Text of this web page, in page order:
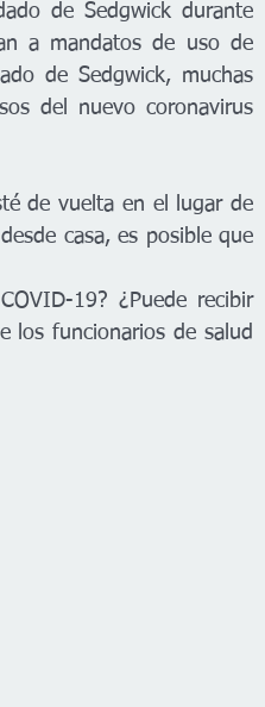
de Sedgwick durante
a mandatos de uso de
de Sedgwick, muchas
del nuevo coronavirus
de vuelta en el lugar de
casa, es posible que
19? ¿Puede recibir
los funcionarios de salud